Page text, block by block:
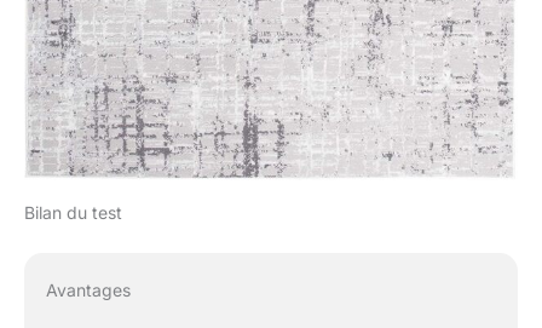
Bilan du test
Avantages